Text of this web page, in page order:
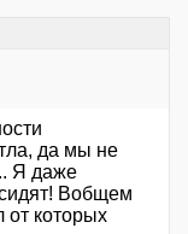
да мы не
Я даже
Вобщем
от которых